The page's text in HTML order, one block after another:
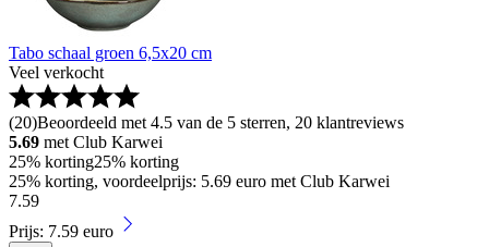
Tabo schaal groen 6,5x20 cm
Veel verkocht
(20)Beoordeeld met 4.5 van de 5 sterren, 20 klantreviews
5.69 met Club Karwei
25% korting25% korting
25% korting, voordeelprijs: 5.69 euro met Club Karwei
7.59
Prijs: 7.59 euro